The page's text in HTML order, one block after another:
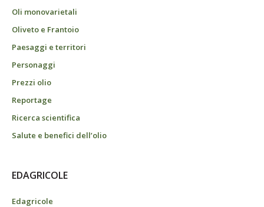
Oli monovarietali
Oliveto e Frantoio
Paesaggi e territori
Personaggi
Prezzi olio
Reportage
Ricerca scientifica
Salute e benefici dell’olio
EDAGRICOLE
Edagricole